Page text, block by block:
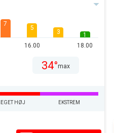
7
5
16.00
3
1
18.00
34°max
HØJ EKSTREM